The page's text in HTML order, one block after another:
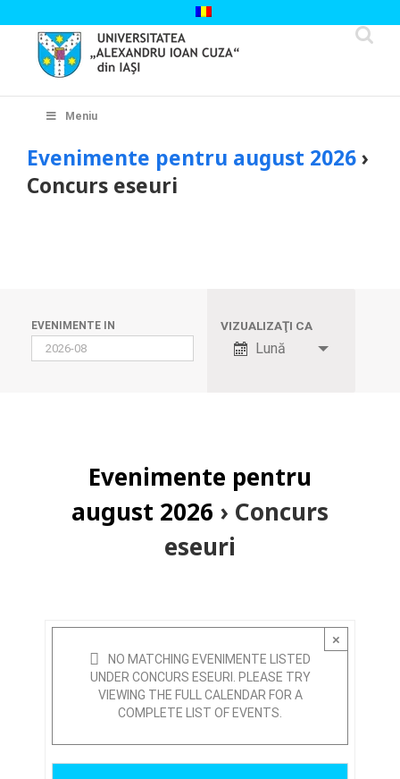
to
content
Meniu
Evenimente pentru august 2026›
Concurs eseuri
Search
and
EVENIMENTE IN
Eveniment
Views
VIZUALIZAŢI CA
Lună
Evenimente pentru
august 2026 › Concurs
eseuri
×
NO MATCHING EVENIMENTE LISTED
UNDER CONCURS ESEURI. PLEASE TRY
VIEWING THE FULL CALENDAR FOR A
COMPLETE LIST OF EVENTS.